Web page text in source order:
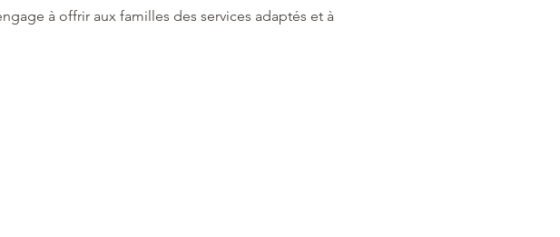
à offrir aux familles des services adaptés et à